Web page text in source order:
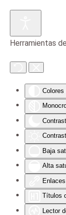
Herramientas
Colores
Baja
Alta
Títulos
Lector